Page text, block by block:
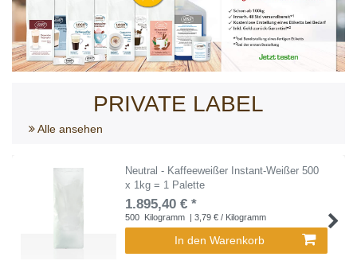
PRIVATE LABEL
Alle ansehen
Neutral - Kaffeeweißer Instant-Weißer 500
x 1kg = 1 Palette
1.895,40 € *
500 Kilogramm | 3,79 € / Kilogramm
In den Warenkorb